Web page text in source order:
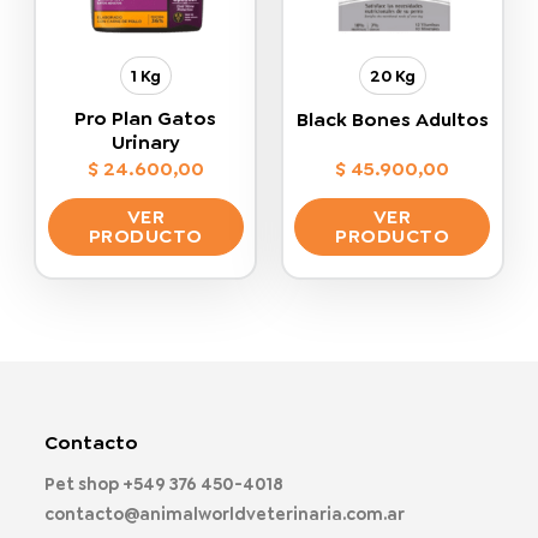
elegir
en
la
página
de
producto
elegir
en
la
página
1 Kg
Pro Plan Gatos
Urinary
$24.600,00
VER
PRODUCTO
elegir
en
20 Kg
Black Bones Adultos
$ 45.900,00
VER
PRODUCTO
en
Contacto
Pet shop +549 376 450-4018
contacto@animalworldveterinaria.com.ar